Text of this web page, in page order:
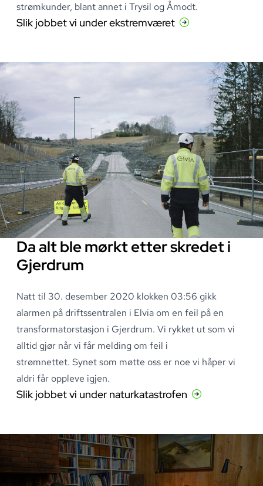
strømkunder, blant annet i Trysil og Åmodt.
Slik jobbet vi under ekstremværet
Da alt ble mørkt etter skredet i
Gjerdrum
Natt til 30. desember 2020 klokken 03:56 gikk
alarmen på driftssentralen i Elvia om en feil på en
transformatorstasjon i Gjerdrum. Vi rykket ut som vi
alltid gjør når vi får melding om feil i
strømnettet. Synet som møtte oss er noe vi håper vi
aldri får oppleve igjen.
Slik jobbet vi under naturkatastrofen